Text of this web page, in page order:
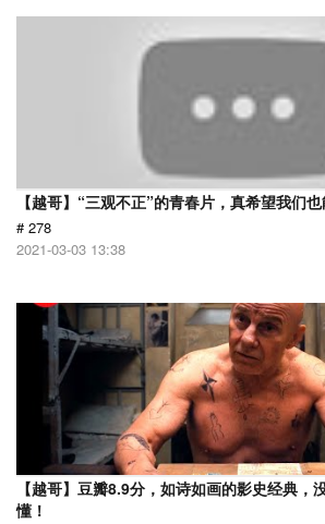
【越哥】“三观不正”的青春片，真希望我们也
# 278
2021-03-03 13:38
【越哥】豆瓣8.9分，如诗如画的影史经典，
懂！